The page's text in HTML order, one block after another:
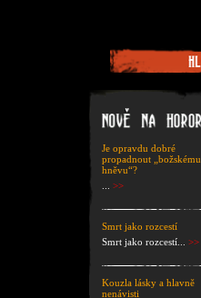
Je opravdu dobré
propadnout „božskému
hněvu“?
>>
Smrt jako rozcestí
Smrt jako rozcestí... >>
Kouzla lásky a hlavně
nenávisti